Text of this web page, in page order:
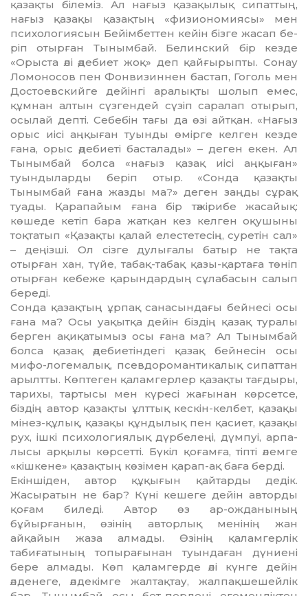
қазақты білеміз. Ал нағыз қазақылық сипаттың,
нағыз қазақы қазақтың «физио­но­мия­сы» мен
психологиясын Бейім­беттен кейін бізге жасап бе­
ріп отырған Тынымбай. Белин­с­кий бір кезде
«Орыста әлі әдебиет жоқ» деп қайғырыпты. Сонау
Ломоносов пен Фонвизиннен бастап, Гоголь мен
Достоевскийге дейінгі аралықты шолып емес,
құмнан алтын сүзгендей сүзіп саралап отырып,
осылай депті. Себебін тағы да өзі айтқан. «Нағыз
орыс иісі аңқыған туынды өмірге келген кезде
ғана, орыс әдебиеті басталады» – деген екен. Ал
Ты­ным­­бай болса «нағыз қазақ иісі аңқы­ған»
туындыларды беріп отыр. «Сонда қазақты
Тынымбай ғана жазды ма?» деген заңды сұрақ
туады. Қарапайым ғана бір тә­жі­рибе жасайық:
көшеде кетіп бара жатқан кез келген оқушыны
тоқ­татып «Қазақты қалай елестетесің, суретін сал»
– деңізші. Ол сізге ду­лығалы батыр не тақта
отырған хан, түйе, табақ-табақ қазы-қарта­ға төніп
отырған кебеже қарындар­дың сұлабасын салып
береді.
Сонда қазақтың ұрпақ сана­сын­­дағы бейнесі осы
ғана ма? Осы уақытқа дейін біздің қазақ туралы
берген ақиқатымыз осы ғана ма? Ал Тынымбай
болса қазақ әдебие­тіндегі қазақ бейнесін осы
мифо-логемалық, псевдоромантикалық сипаттан
арылтты. Көптеген қа­лам­герлер қазақты тағдыры,
та­рихы, тартысы мен күресі жағынан көрсетсе,
біздің автор қазақты ұлттық кескін-келбет, қазақы
мі­нез-құлық, қазақы құндылық пен қасиет, қазақы
рух, ішкі психо­ло­гиялық дүрбелеңі, дүмпуі, арпа­
лысы арқылы көрсетті. Бүкіл қо­ғам­ға, тіпті әлемге
«кішкене» қа­зақ­тың көзімен қарап-ақ баға берді.
Екіншіден, автор құқығын қай­тарды дедік.
Жасыратын не бар? Күні кешеге дейін авторды
қоғам биледі. Автор өз ар-ожданы­ның
бұйырғанын, өзінің авторлық менінің жан
айқайын жаза алма­ды. Өзінің қаламгерлік
табиғаты­ның топырағынан туындаған дүниені
бере алмады. Көп қалам­герде әлі күнге дейін
әлденеге, әлдекімге жалтақтау, жалпақше­шейлік